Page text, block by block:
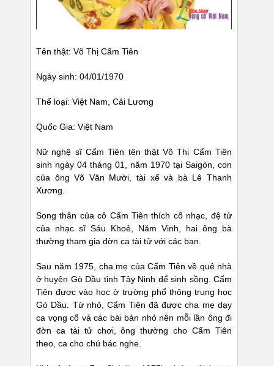
Tên thật: Võ Thị Cẩm Tiên
Ngày sinh: 04/01/1970
Thể loại: Việt Nam, Cải Lương
Quốc Gia: Việt Nam
Nữ nghệ sĩ Cẩm Tiên tên thật Võ Thị Cẩm Tiên
sinh ngày 04 tháng 01, năm 1970 tại Saigòn, con
của ông Võ Văn Mười, tài xế và bà Lê Thanh
Xương.
Song thân của cô Cẩm Tiên thích cổ nhạc, đệ tử
của nhạc sĩ Sáu Khoẻ, Năm Vinh, hai ông bà
thường tham gia đờn ca tài tử với các bạn.
Sau năm 1975, cha mẹ của Cẩm Tiên về quê nhà
ở huyện Gò Dầu tỉnh Tây Ninh để sinh sồng. Cẩm
Tiên được vào học ở trường phổ thông trung học
Gò Dầu. Từ nhỏ, Cẩm Tiên đã được cha mẹ dạy
ca vọng cổ và các bài bản nhỏ nên mỗi lần ông đi
đờn ca tài tử chơi, ông thường cho Cẩm Tiên
theo, ca cho chú bác nghe.